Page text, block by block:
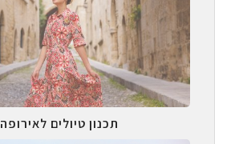
תכנון טיולים לאירופה